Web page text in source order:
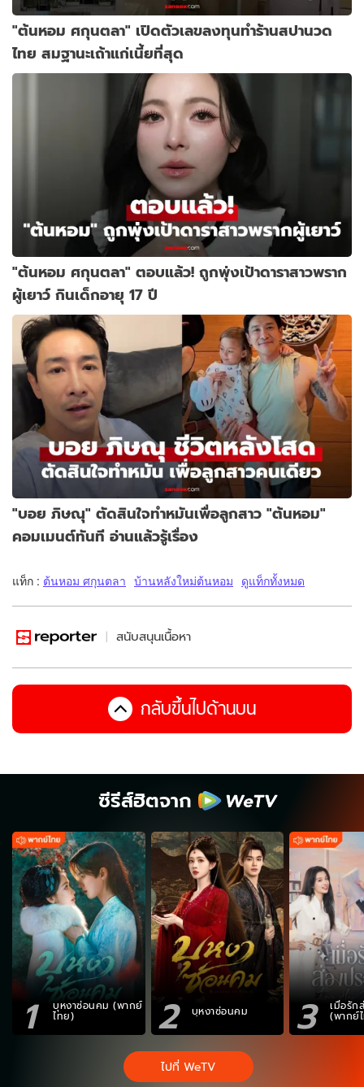
"ต้นหอม ศกุนตลา" เปิดตัวเลขลงทุนทำร้านสปานวด
ไทย สมฐานะเถ้าแก่เนี้ยที่สุด
"ต้นหอม ศกุนตลา" ตอบแล้ว! ถูกพุ่งเป้าดาราสาวพราก
ผู้เยาว์ กินเด็กอายุ 17 ปี
"บอย ภิษณุ" ตัดสินใจทำหมันเพื่อลูกสาว "ต้นหอม"
คอมเมนต์ทันที อ่านแล้วรู้เรื่อง
แท็ก : ต้นหอม ศกุนตลา บ้านหลังใหม่ต้นหอม ดูแท็กทั้งหมด
สนับสนุนเนื้อหา
กลับขึ้นไปด้านบน
ซีรีส์ฮิตจาก
1 บุหงาซ่อนคม (พากย์
ไทย) 2 บุหงาซ่อนคม 3 เมื่อรัก
(พากย์
ไปที่ WeTV